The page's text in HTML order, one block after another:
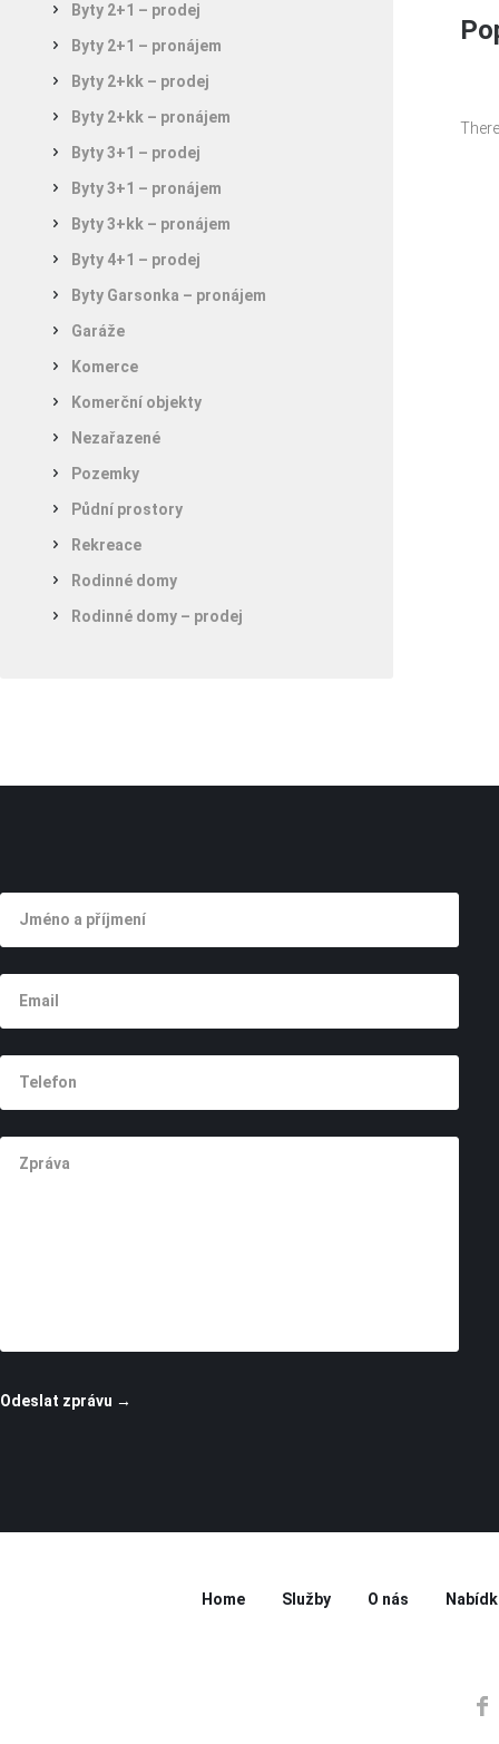
Byty 2+1 – prodej
Byty 2+1 – pronájem
Byty 2+kk – prodej
Byty 2+kk – pronájem
Byty 3+1 – prodej
Byty 3+1 – pronájem
Byty 3+kk – pronájem
Byty 4+1 – prodej
Byty Garsonka – pronájem
Garáže
Komerce
Komerční objekty
Nezařazené
Pozemky
Půdní prostory
Rekreace
Rodinné domy
Rodinné domy – prodej
Home Služby O nás